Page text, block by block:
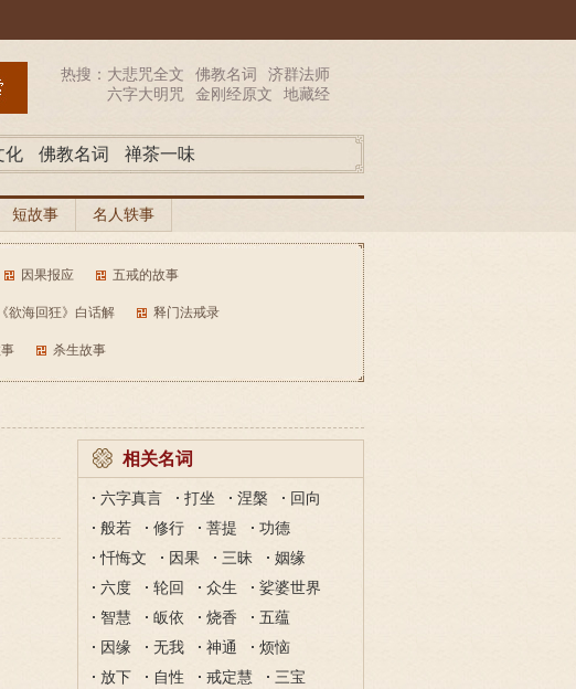
热搜： 大悲咒全文 佛教名词
济群法师
六字大明咒
金刚经原文 地藏经
化 佛教名词 禅茶一味
短故事 名人轶事
因果报应 五戒的故事
《欲海回狂》白话解 释门法戒录
杀生故事
相关名词
六字真言 打坐 涅槃
回向
般若
修行 菩提
功德
忏悔文
因果 三昧
姻缘
六度
轮回 众生
娑婆世界
智慧
皈依 烧香
五蕴
因缘
无我 神通
烦恼
放下
自性 戒定慧
三宝